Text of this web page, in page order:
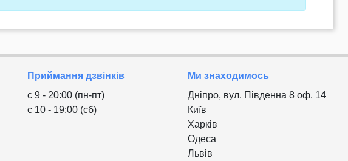
Приймання дзвінків
с 9 - 20:00 (пн-пт)
с 10 - 19:00 (сб)
Ми знаходимось
Дніпро, вул. Південна 8 оф. 14
Київ
Харків
Одеса
Львів